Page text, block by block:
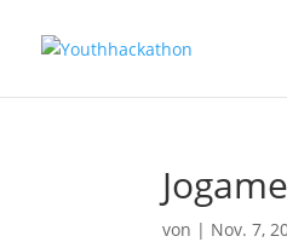
von | Nov. 7,